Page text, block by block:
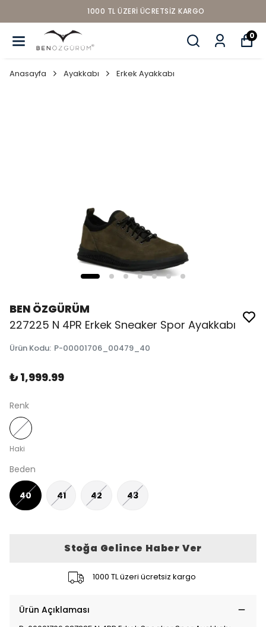
1000 TL ÜZERI ÜCRETSIZ KARGO
0
Anasayfa Ayakkabı Erkek Ayakkabı
BEN ÖZGÜRÜM
227225 N 4PR Erkek Sneaker Spor Ayakkabı
Ürün Kodu: P-00001706_00479_40
₺ 1,999.99
Renk
Haki
Beden
40 41 42 43
Stoğa Gelince Haber Ver
1000 TL üzeri ücretsiz kargo
Ürün Açıklaması